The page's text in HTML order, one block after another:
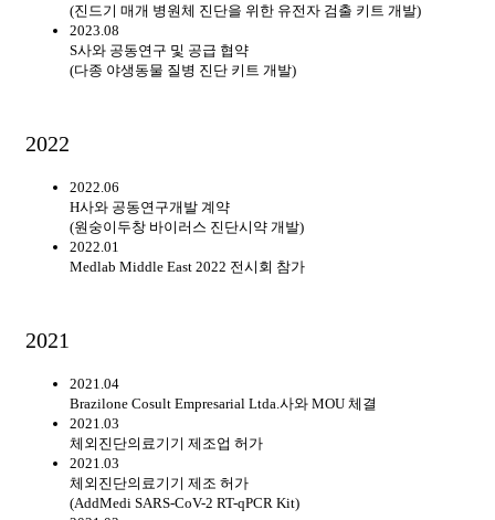
(진드기 매개 병원체 진단을 위한 유전자 검출 키트 개발)
2023.08
S사와 공동연구 및 공급 협약
(다종 야생동물 질병 진단 키트 개발)
2022
2022.06
H사와 공동연구개발 계약
(원숭이두창 바이러스 진단시약 개발)
2022.01
Medlab Middle East 2022 전시회 참가
2021
2021.04
Brazilone Cosult Empresarial Ltda.사와 MOU 체결
2021.03
체외진단의료기기 제조업 허가
2021.03
체외진단의료기기 제조 허가
(AddMedi SARS-CoV-2 RT-qPCR Kit)